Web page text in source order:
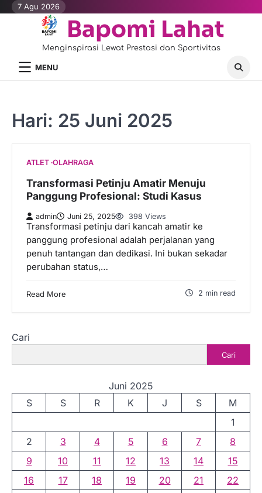
Skip7 Agu 2026
Bapomi Lahat
Menginspirasi Lewat Prestasi dan Sportivitas
MENU
Hari: 25 Juni 2025
ATLET OLAHRAGA
Transformasi Petinju Amatir Menuju
Panggung Profesional: Studi Kasus
admin Juni 25, 2025 398 Views
Transformasi petinju dari kancah amatir ke
panggung profesional adalah perjalanan yang
penuh tantangan dan dedikasi. Ini bukan sekadar
perubahan status,…
Read More 2 min read
Cari
Cari
Juni 2025
S
S R K J S
M
1
2
3 4 5 6 7
8
9
10 11 12 13 14
15
16
17 18 19 20 21
22